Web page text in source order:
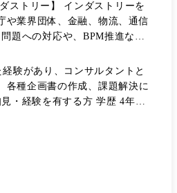
や業界団体、金融、物流、通信
況をもとに、ありたい方式(リ
支援または別途有識者をアレ
各種企画書の作成、課題解決に
有する方 学歴 4年制